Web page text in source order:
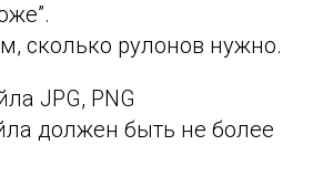
сколько рулонов нужно.
JPG, PNG
должен быть не более